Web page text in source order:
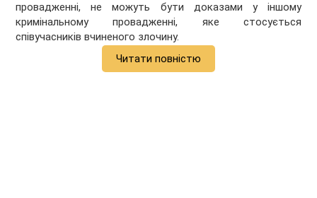
провадженні, не можуть бути доказами у іншому
кримінальному провадженні, яке стосується
співучасників вчиненого злочину.
Читати повністю